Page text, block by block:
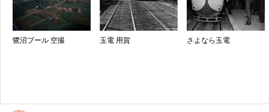
鷺沼プール 空撮 玉電 用賀 さよなら玉電